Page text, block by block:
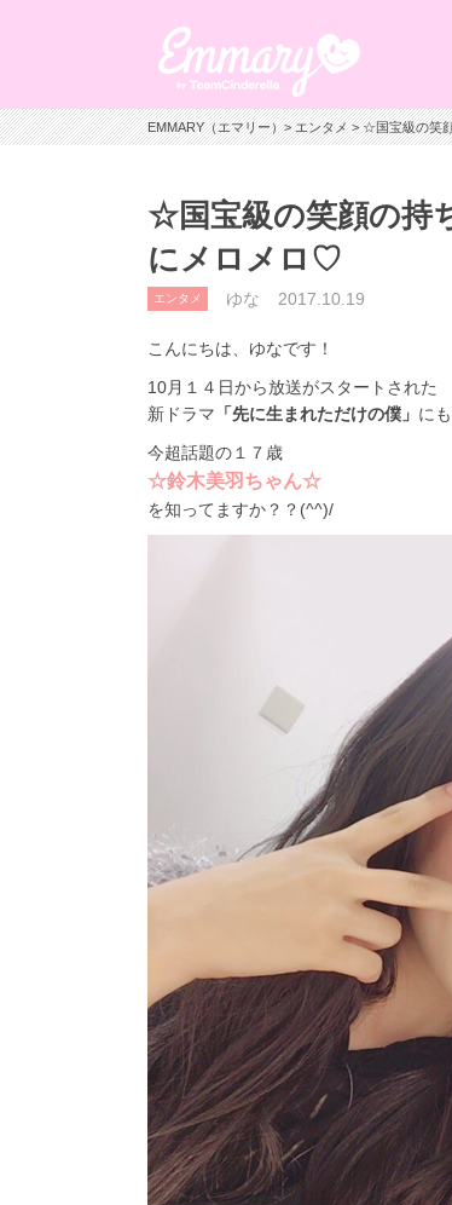
EMMARY（エマリー）>エンタメ> ☆国宝級の笑
☆国宝級の笑顔の持
にメロメロ♡
エンタメ ゆな 2017.10.19
こんにちは、ゆなです！
10月１４日から放送がスタートされた
新ドラマ 「先に生まれただけの僕」 に
今超話題の１７歳
☆鈴木美羽ちゃん☆
を知ってますか？？(^^)/